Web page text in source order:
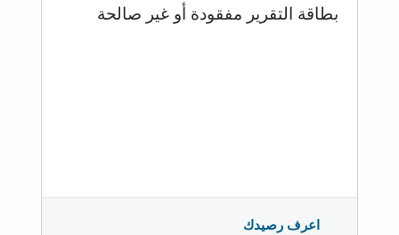
بطاقة التقرير مفقودة أو غير صالحة
اعرف رصيدك